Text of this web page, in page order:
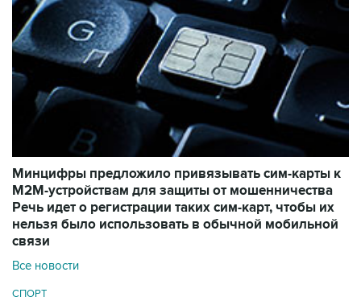
Минцифры предложило привязывать сим-карты к
M2M-устройствам для защиты от мошенничества
Речь идет о регистрации таких сим-карт, чтобы их
нельзя было использовать в обычной мобильной
связи
Все новости
СПОРТ